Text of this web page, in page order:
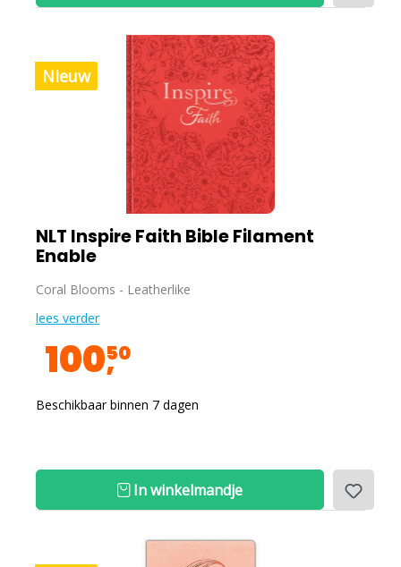
Nieuw
NLT Inspire Faith Bible Filament
Enable
Coral Blooms - Leatherlike
lees verder
10050
Beschikbaar binnen 7 dagen
In winkelmandje